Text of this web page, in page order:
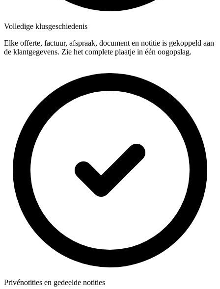
Volledige klusgeschiedenis
Elke offerte, factuur, afspraak, document en notitie is gekoppeld aan
de klantgegevens. Zie het complete plaatje in één oogopslag.
Privénotities en gedeelde notities